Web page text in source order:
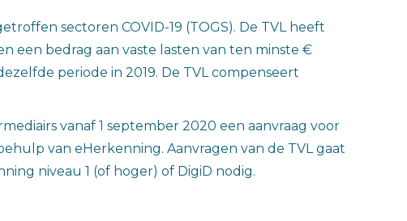
sectoren COVID-19 (TOGS). De TVL heeft
een bedrag aan vaste lasten van ten minste €
periode in 2019. De TVL compenseert
vanaf 1 september 2020 een aanvraag voor
van eHerkenning. Aanvragen van de TVL gaat
niveau 1 (of hoger) of DigiD nodig.